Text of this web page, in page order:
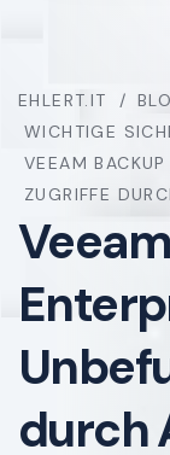
EHLERT.IT
WICHTIGE
VEEAM
ZUGRIFFE
durch